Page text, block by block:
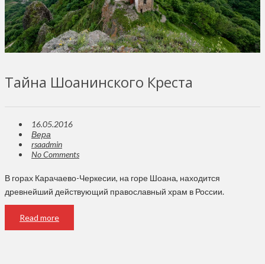
Тайна Шоанинского Креста
16.05.2016
Вера
rsaadmin
No Comments
В горах Карачаево-Черкесии, на горе Шоана, находится
древнейший действующий православный храм в России.
Read more